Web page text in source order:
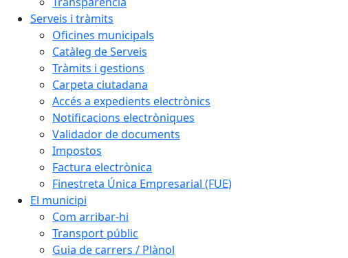
Serveis i tràmits
Oficines municipals
Catàleg de Serveis
Tràmits i gestions
Carpeta ciutadana
Accés a expedients electrònics
Notificacions electròniques
Validador de documents
Impostos
Factura electrònica
Finestreta Única Empresarial (FUE)
El municipi
Com arribar-hi
Transport públic
Guia de carrers / Plànol